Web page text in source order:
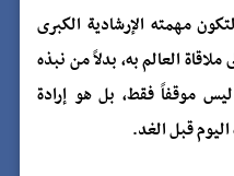
مهمته الإرشادية الكبرى
العالم به، بدلاً من نبذه
موقفاً فقط، بل هو إرادة
قبل الغد.